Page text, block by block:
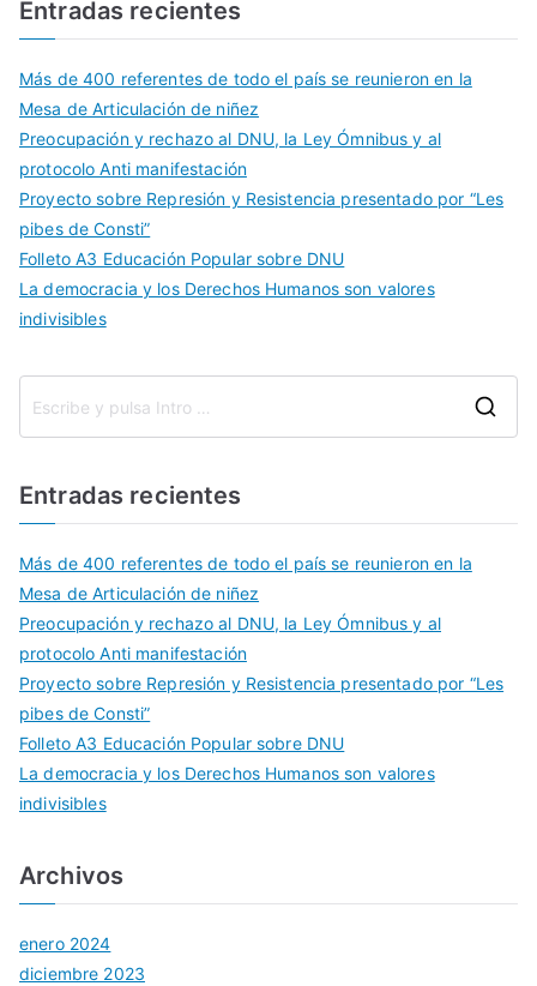
Entradas recientes
Más de 400 referentes de todo el país se reunieron en la
Mesa de Articulación de niñez
Preocupación y rechazo al DNU, la Ley Ómnibus y al
protocolo Anti manifestación
Proyecto sobre Represión y Resistencia presentado por “Les
pibes de Consti”
Folleto A3 Educación Popular sobre DNU
La democracia y los Derechos Humanos son valores
indivisibles
Entradas recientes
Más de 400 referentes de todo el país se reunieron en la
Mesa de Articulación de niñez
Preocupación y rechazo al DNU, la Ley Ómnibus y al
protocolo Anti manifestación
Proyecto sobre Represión y Resistencia presentado por “Les
pibes de Consti”
Folleto A3 Educación Popular sobre DNU
La democracia y los Derechos Humanos son valores
indivisibles
Archivos
enero 2024
diciembre 2023